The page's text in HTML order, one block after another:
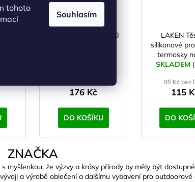
tohoto
Souhlasím
YATE PLACATKA 240
176 Kč
DO KOŠÍKU
LAKEN
silikonové
termosky
SN00451,
SKLADEM
95 Kč bez
115
DO
ZNAČKA
s myšlenkou, že výzvy a krásy přírody by měly být
a výrobě oblečení a dalšímu vybavení pro outdoorové